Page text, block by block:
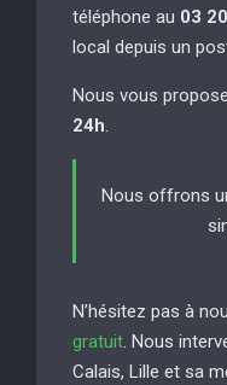
téléphone au 03
local depuis un
Nous vous
24h.
Nous offrons
N’hésitez pas à
gratuit. Nous
Calais, Lille et sa